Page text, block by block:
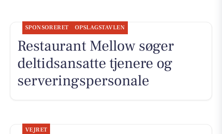
SPONSORERET OPSLAGSTAVLEN
Restaurant Mellow søger
deltidsansatte tjenere og
serveringspersonale
VEJRET